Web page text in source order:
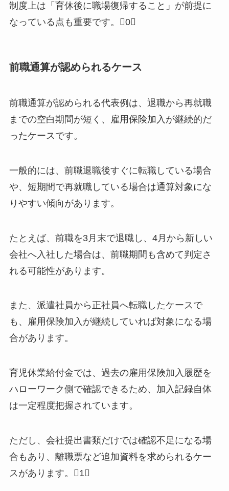
制度上は「育休後に職場復帰すること」が前提に
なっている点も重要です。0
前職通算が認められるケース
前職通算が認められる代表例は、退職から再就職
までの空白期間が短く、雇用保険加入が継続的だ
ったケースです。
一般的には、前職退職後すぐに転職している場合
や、短期間で再就職している場合は通算対象にな
りやすい傾向があります。
たとえば、前職を3月末で退職し、4月から新しい
会社へ入社した場合は、前職期間も含めて判定さ
れる可能性があります。
また、派遣社員から正社員へ転職したケースで
も、雇用保険加入が継続していれば対象になる場
合があります。
育児休業給付金では、過去の雇用保険加入履歴を
ハローワーク側で確認できるため、加入記録自体
は一定程度把握されています。
ただし、会社提出書類だけでは確認不足になる場
合もあり、離職票など追加資料を求められるケー
スがあります。1